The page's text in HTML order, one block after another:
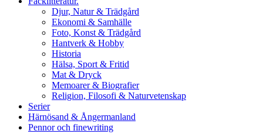
Djur, Natur & Trädgård
Ekonomi & Samhälle
Foto, Konst & Trädgård
Hantverk & Hobby
Historia
Hälsa, Sport & Fritid
Mat & Dryck
Memoarer & Biografier
Religion, Filosofi & Naturvetenskap
Serier
Härnösand & Ångermanland
Pennor och finewriting